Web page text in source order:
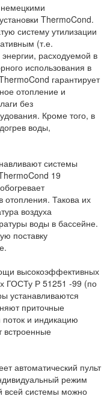
ThermoCond.
систему утилизации
(т.е.
расходуемой в
использования в
гарантирует
отопление и
без
Кроме того, в
воды,
системы
19
отопления. Такова их
воздуха
воды в бассейне.
поставку
высокоэффективных
ГОСТу Р 51251 -99 (по
устанавливаются
приточные
поток и индикацию
встроенные
автоматический пульт
режим
системы можно